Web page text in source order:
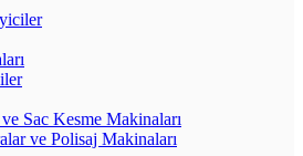
Sac Kesme Makinaları
ve Polisaj Makinaları